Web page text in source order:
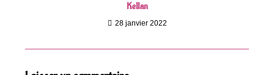
Kellan
28 janvier 2022